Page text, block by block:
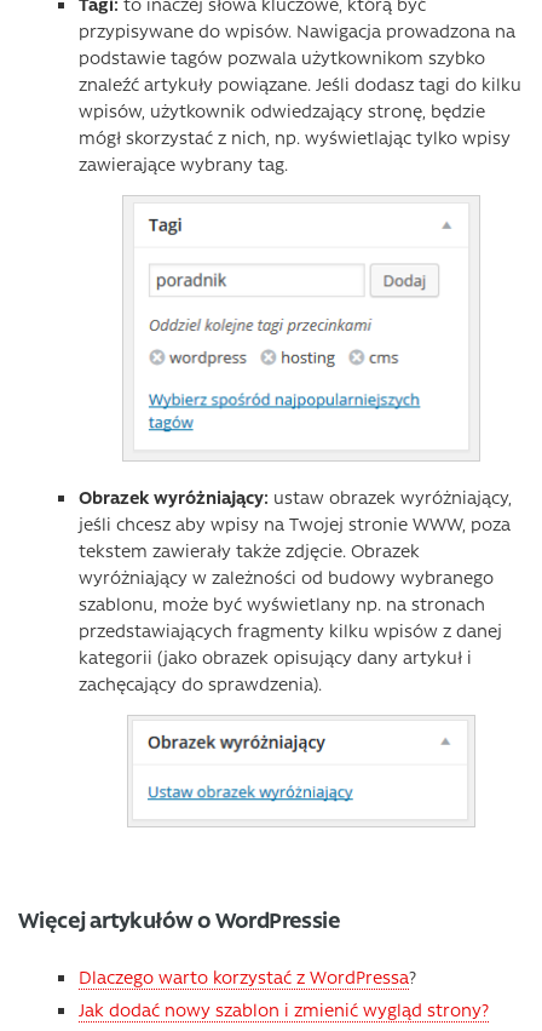
przypisywane do wpisów. Nawigacja prowadzona na
podstawie tagów pozwala użytkownikom szybko
znaleźć artykuły powiązane. Jeśli dodasz tagi do kilku
wpisów, użytkownik odwiedzający stronę, będzie
mógł skorzystać z nich, np. wyświetlając tylko wpisy
zawierające wybrany tag.
Obrazek wyróżniający: ustaw obrazek wyróżniający,
jeśli chcesz aby wpisy na Twojej stronie WWW, poza
tekstem zawierały także zdjęcie. Obrazek
wyróżniający w zależności od budowy wybranego
szablonu, może być wyświetlany np. na stronach
przedstawiających fragmenty kilku wpisów z danej
kategorii (jako obrazek opisujący dany artykuł i
zachęcający do sprawdzenia).
Więcej artykułów o WordPressie
Dlaczego warto korzystać z WordPressa?
Jak dodać nowy szablon i zmienić wygląd strony?